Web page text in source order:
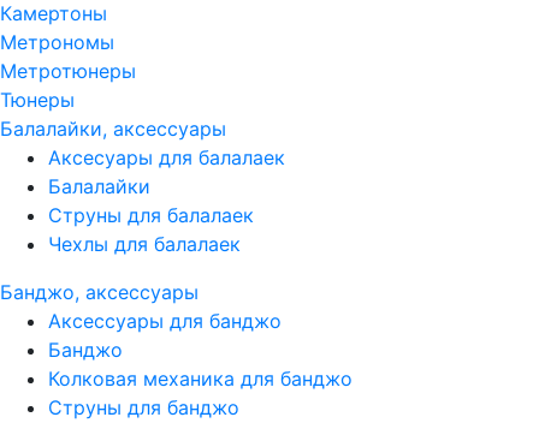
Камертоны
Метрономы
Метротюнеры
Тюнеры
Балалайки, аксессуары
Аксесуары для балалаек
Балалайки
Струны для балалаек
Чехлы для балалаек
Банджо, аксессуары
Аксессуары для банджо
Банджо
Колковая механика для банджо
Струны для банджо